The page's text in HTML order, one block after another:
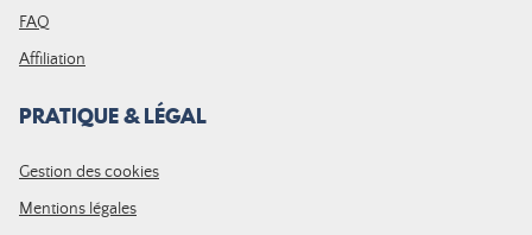
FAQ
Affiliation
PRATIQUE & LÉGAL
Gestion des cookies
Mentions légales